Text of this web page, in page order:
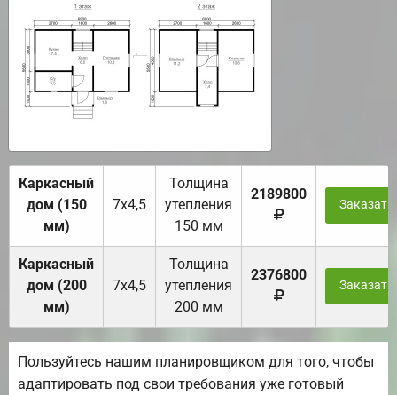
Каркасный
дом (150
мм)
7х4,5
Толщина
утепления
150 мм
2189800
Заказать
Каркасный
дом (200
мм)
7х4,5
Толщина
утепления
200 мм
2376800
Заказать
Пользуйтесь нашим планировщиком для того, чтобы
адаптировать под свои требования уже готовый